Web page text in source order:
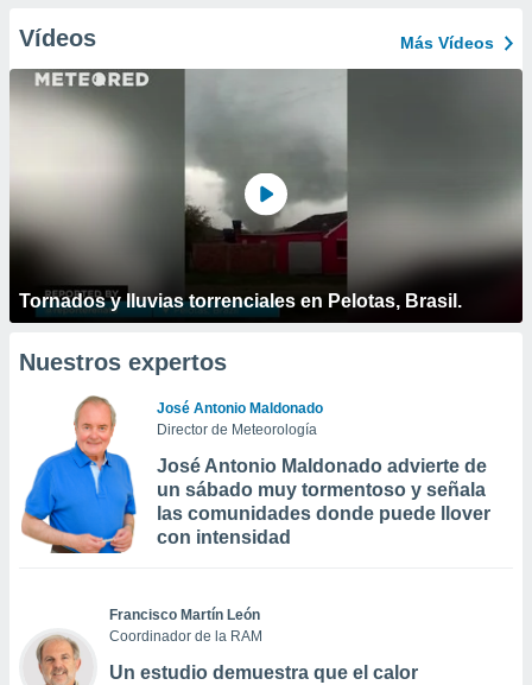
Vídeos Más Vídeos
Tornados y lluvias torrenciales en Pelotas, Brasil.
Nuestros expertos
José Antonio Maldonado
Director de Meteorología
José Antonio Maldonado advierte de
un sábado muy tormentoso y señala
las comunidades donde puede llover
con intensidad
Francisco Martín León
Coordinador de la RAM
Un estudio demuestra que el calor